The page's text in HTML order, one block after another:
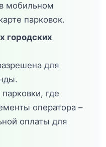
мобильном
парковок.
городских
для
где
оператора –
оплаты для